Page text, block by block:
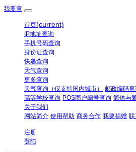
我要查
首页(current)
IP地址查询
手机号码查询
身份证查询
快递查询
天气查询
更多查询
天气查询（仅支持国内城市）
邮政编码查
高等学校查询 POS商户编号查询 简体与
关于我们
网站简介 使用帮助 商务合作 我要捐赠 联
注册
登陆